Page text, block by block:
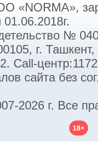
«NORMA»,
№
г.
Call-
сайта без
2026 г. Все
18+